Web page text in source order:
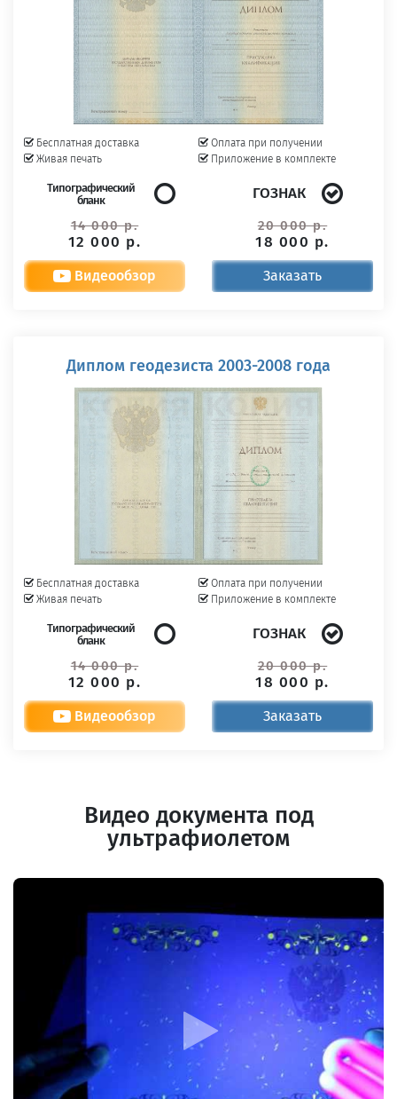
Бесплатная доставка
Живая печать
Оплата при получении
Приложение в комплекте
Типографический
бланк
14 000 р.
12 000 р.
ГОЗНАК
20 000 р.
18 000 р.
Видеообзор Заказать
Диплом геодезиста 2003-2008 года
Бесплатная доставка
Живая печать
Оплата при получении
Приложение в комплекте
Типографический
бланк
14 000 р.
12 000 р.
ГОЗНАК
20 000 р.
18 000 р.
Видеообзор Заказать
Видео документа под
ультрафиолетом